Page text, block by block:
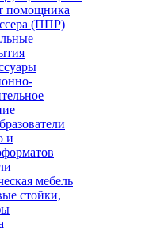
помощника
(ППР)
и
мебель
стойки,